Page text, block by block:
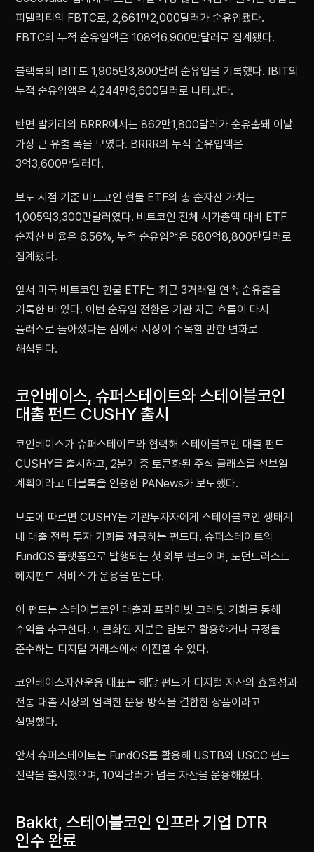
피델리티의 FBTC로, 2,661만2,000달러가 순유입됐다.
FBTC의 누적 순유입액은 108억6,900만달러로 집계됐다.
블랙록의 IBIT도 1,905만3,800달러 순유입을 기록했다. IBIT의
누적 순유입액은 4,244만6,600달러로 나타났다.
반면 발키리의 BRRR에서는 862만1,800달러가 순유출돼 이날
가장 큰 유출 폭을 보였다. BRRR의 누적 순유입액은
3억3,600만달러다.
보도 시점 기준 비트코인 현물 ETF의 총 순자산 가치는
1,005억3,300만달러였다. 비트코인 전체 시가총액 대비 ETF
순자산 비율은 6.56%, 누적 순유입액은 580억8,800만달러로
집계됐다.
앞서 미국 비트코인 현물 ETF는 최근 3거래일 연속 순유출을
기록한 바 있다. 이번 순유입 전환은 기관 자금 흐름이 다시
플러스로 돌아섰다는 점에서 시장이 주목할 만한 변화로
해석된다.
코인베이스, 슈퍼스테이트와 스테이블코인
대출 펀드 CUSHY 출시
코인베이스가 슈퍼스테이트와 협력해 스테이블코인 대출 펀드
CUSHY를 출시하고, 2분기 중 토큰화된 주식 클래스를 선보일
계획이라고 더블록을 인용한 PANews가 보도했다.
보도에 따르면 CUSHY는 기관투자자에게 스테이블코인 생태계
내 대출 전략 투자 기회를 제공하는 펀드다. 슈퍼스테이트의
FundOS 플랫폼으로 발행되는 첫 외부 펀드이며, 노던트러스트
헤지펀드 서비스가 운용을 맡는다.
이 펀드는 스테이블코인 대출과 프라이빗 크레딧 기회를 통해
수익을 추구한다. 토큰화된 지분은 담보로 활용하거나 규정을
준수하는 디지털 거래소에서 이전할 수 있다.
코인베이스자산운용 대표는 해당 펀드가 디지털 자산의 효율성과
전통 대출 시장의 엄격한 운용 방식을 결합한 상품이라고
설명했다.
앞서 슈퍼스테이트는 FundOS를 활용해 USTB와 USCC 펀드
전략을 출시했으며, 10억달러가 넘는 자산을 운용해왔다.
Bakkt, 스테이블코인 인프라 기업 DTR
인수 완료